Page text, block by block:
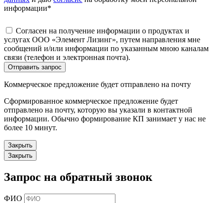
информации*
Согласен на получение информации о продуктах и
услугах ООО «Элемент Лизинг», путем направления мне
сообщений и/или информации по указанным мною каналам
связи (телефон и электронная почта).
Отправить запрос
Коммерческое предложение будет отправлено на почту
Сформированное коммерческое предложение будет
отправлено на почту, которую вы указали в контактной
информации. Обычно формирование КП занимает у нас не
более 10 минут.
Закрыть
Закрыть
Запрос на обратный звонок
ФИО